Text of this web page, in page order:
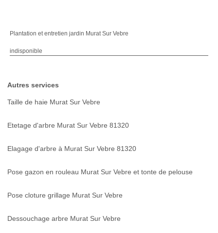
Plantation et entretien jardin Murat Sur Vebre
indisponible
Autres services
Taille de haie Murat Sur Vebre
Etetage d'arbre Murat Sur Vebre 81320
Elagage d'arbre à Murat Sur Vebre 81320
Pose gazon en rouleau Murat Sur Vebre et tonte de pelouse
Pose cloture grillage Murat Sur Vebre
Dessouchage arbre Murat Sur Vebre